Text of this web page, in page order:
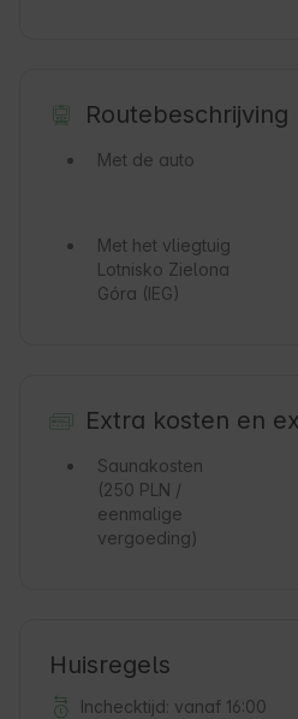
Routebeschrijving
Met de auto
Met het vliegtuig
Lotnisko Zielona
Góra (IEG)
Extra kosten en
Saunakosten
(250 PLN /
eenmalige
vergoeding)
Huisregels
Inchecktijd: vanaf 16:00